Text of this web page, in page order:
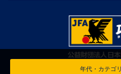
年代・カテゴ
© Japan Football